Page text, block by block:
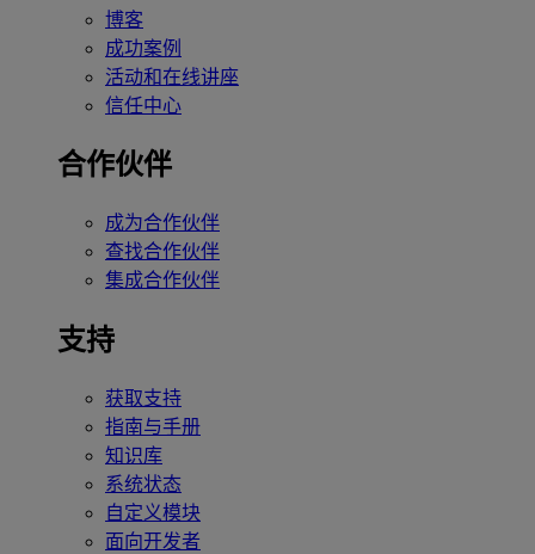
博客
成功案例
活动和在线讲座
信任中心
合作伙伴
成为合作伙伴
查找合作伙伴
集成合作伙伴
支持
获取支持
指南与手册
知识库
系统状态
自定义模块
面向开发者